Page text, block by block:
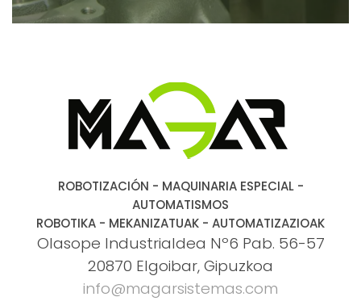
ROBOTIZACIÓN - MAQUINARIA ESPECIAL -
AUTOMATISMOS
ROBOTIKA - MEKANIZATUAK - AUTOMATIZAZIOAK
Olasope Industrialdea Nº6 Pab. 56-57
20870 Elgoibar, Gipuzkoa
info@magarsistemas.com